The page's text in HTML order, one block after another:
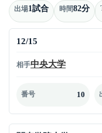
出場1試合 時間82分
12/15
相手中央大学
番号 10